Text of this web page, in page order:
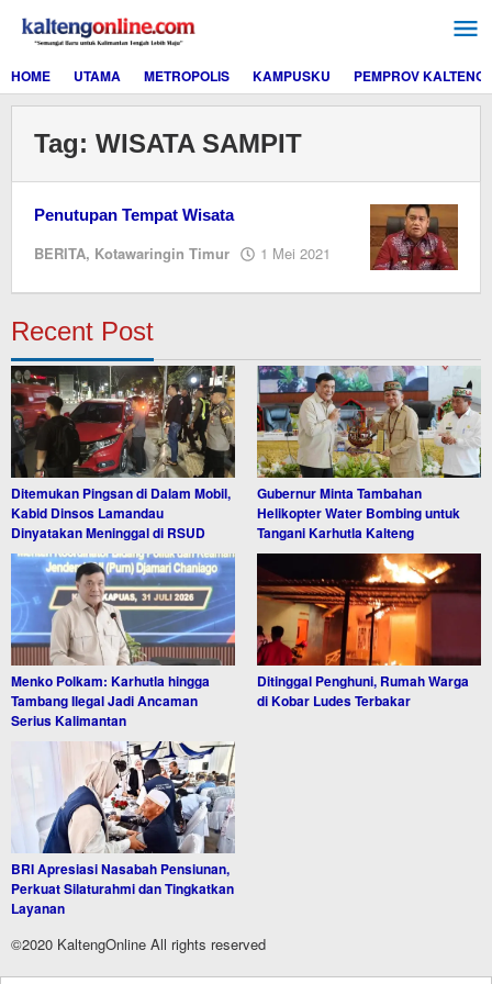
konten
HOME
UTAMA METROPOLIS KAMPUSKU PEMPROV KALTENG
Tag: WISATA SAMPIT
Penutupan Tempat Wisata
BERITA, Kotawaringin Timur 1 Mei 2021
Recent Post
Ditemukan Pingsan di Dalam Mobil,
Kabid Dinsos Lamandau
Dinyatakan Meninggal di RSUD
Gubernur Minta Tambahan
Helikopter Water Bombing untuk
Tangani Karhutla Kalteng
Menko Polkam: Karhutla hingga
Tambang Ilegal Jadi Ancaman
Serius Kalimantan
Ditinggal Penghuni, Rumah Warga
di Kobar Ludes Terbakar
BRI Apresiasi Nasabah Pensiunan,
Perkuat Silaturahmi dan Tingkatkan
Layanan
©2020 KaltengOnline All rights reserved